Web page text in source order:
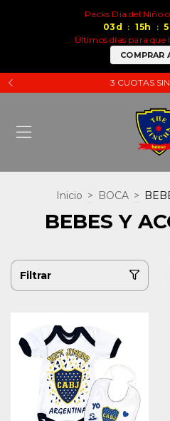
Packs Dia del Niño
03 d : 15h :
Últimos días para que
COMPRAR
3 CUOTAS
Inicio > BOCA >
BEBES Y
Filtrar